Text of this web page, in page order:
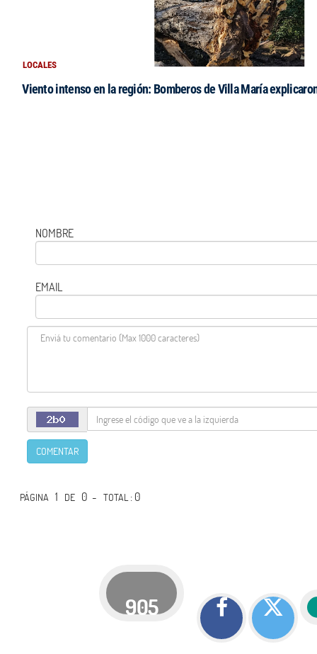
LOCALES
Viento intenso en la región: Bomberos de Villa María
NOMBRE
EMAIL
COMENTAR
PÁGINA 1 DE 0 -TOTAL: 0
905